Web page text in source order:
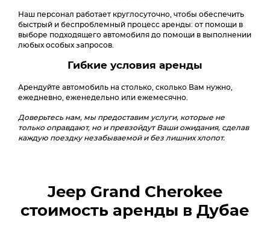
Наш персонал работает круглосуточно, чтобы обеспечить
быстрый и беспроблемный процесс аренды: от помощи в
выборе подходящего автомобиля до помощи в выполнении
любых особых запросов.
Гибкие условия аренды
Арендуйте автомобиль на столько, сколько Вам нужно,
ежедневно, еженедельно или ежемесячно.
Доверьтесь нам, мы предоставим услуги, которые не
только оправдают, но и превзойдут Ваши ожидания, сделав
каждую поездку незабываемой и без лишних хлопот.
Jeep Grand Cherokee
стоимость аренды в Дубае